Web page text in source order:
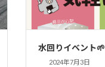
水回りイベント🌱
2024年7月3日